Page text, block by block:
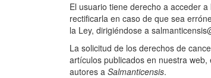
El usuario tiene derecho a acceder
rectificarla en caso de que sea
la Ley, dirigiéndose a
La solicitud de los derechos de
artículos publicados en nuestra
autores a Salmanticensis.